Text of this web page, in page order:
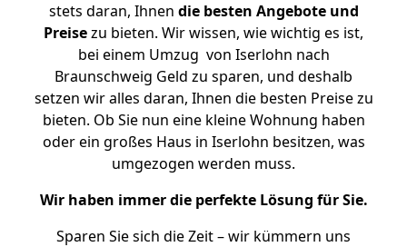
stets daran, Ihnen die besten Angebote und
Preisezu bieten. Wir wissen, wie wichtig es ist,
bei einem Umzug von Iserlohn nach
Braunschweig Geld zu sparen, und deshalb
setzen wir alles daran, Ihnen die besten Preise zu
bieten. Ob Sie nun eine kleine Wohnung haben
oder ein großes Haus in Iserlohn besitzen, was
umgezogen werden muss.
Wir haben immer die perfekte Lösung für Sie.
Sparen Sie sich die Zeit – wir kümmern uns